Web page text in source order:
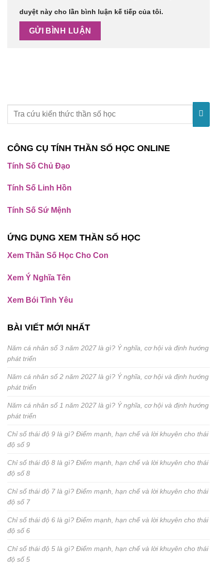
duyệt này cho lần bình luận kế tiếp của tôi.
CÔNG CỤ TÍNH THẦN SỐ HỌC ONLINE
Tính Số Chủ Đạo
Tính Số Linh Hồn
Tính Số Sứ Mệnh
ỨNG DỤNG XEM THẦN SỐ HỌC
Xem Thần Số Học Cho Con
Xem Ý Nghĩa Tên
Xem Bói Tình Yêu
BÀI VIẾT MỚI NHẤT
Năm cá nhân số 3 năm 2027 là gì? Ý nghĩa, cơ hội và định hướng
phát triển
Năm cá nhân số 2 năm 2027 là gì? Ý nghĩa, cơ hội và định hướng
phát triển
Năm cá nhân số 1 năm 2027 là gì? Ý nghĩa, cơ hội và định hướng
phát triển
Chỉ số thái độ 9 là gì? Điểm mạnh, hạn chế và lời khuyên cho thái
độ số 9
Chỉ số thái độ 8 là gì? Điểm mạnh, hạn chế và lời khuyên cho thái
độ số 8
Chỉ số thái độ 7 là gì? Điểm mạnh, hạn chế và lời khuyên cho thái
độ số 7
Chỉ số thái độ 6 là gì? Điểm mạnh, hạn chế và lời khuyên cho thái
độ số 6
Chỉ số thái độ 5 là gì? Điểm mạnh, hạn chế và lời khuyên cho thái
độ số 5